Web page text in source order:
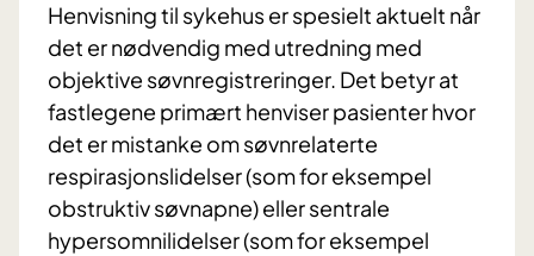
Henvisning til sykehus er spesielt aktuelt når
det er nødvendig med utredning med
objektive søvnregistreringer. Det betyr at
fastlegene primært henviser pasienter hvor
det er mistanke om søvnrelaterte
respirasjonslidelser (som for eksempel
obstruktiv søvnapne) eller sentrale
hypersomnilidelser (som for eksempel